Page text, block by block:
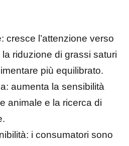
cresce l’attenzione verso
riduzione di grassi saturi
più equilibrato.
aumenta la sensibilità
animale e la ricerca di
i consumatori sono